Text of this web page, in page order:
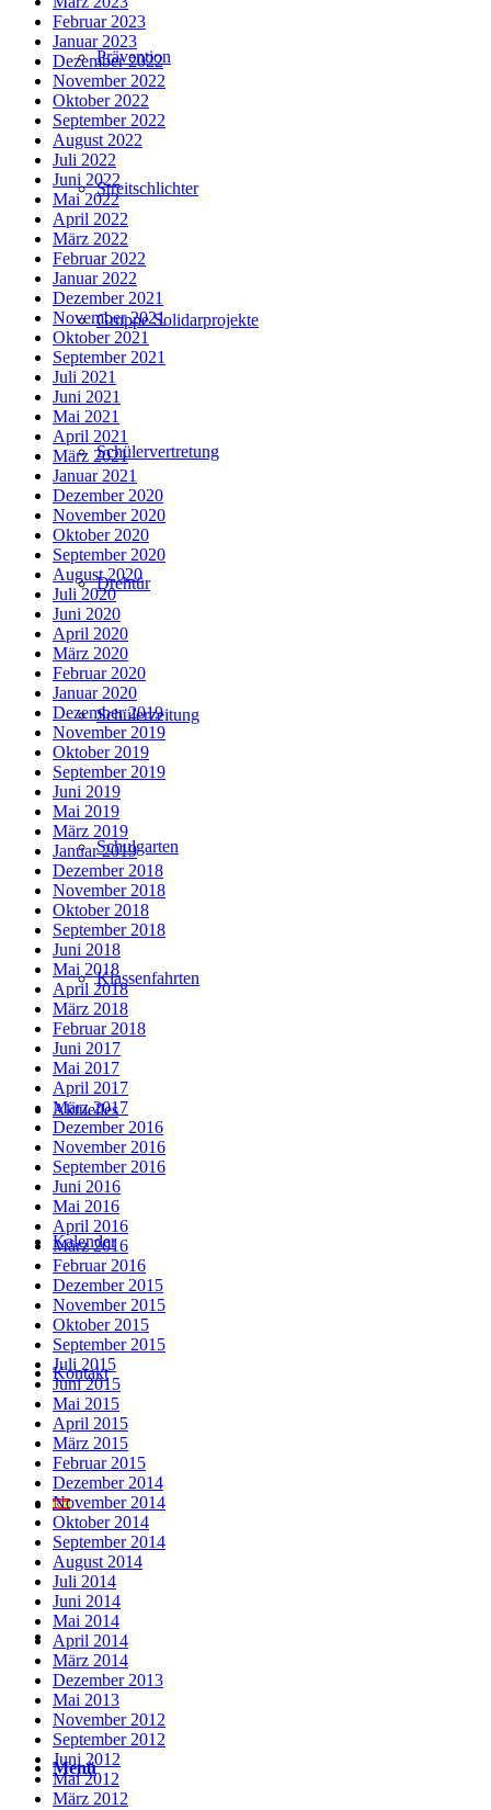
Prävention
Streitschlichter
Gruppe Solidarprojekte
Schülervertretung
Drehtür
Schülerzeitung
Schulgarten
Klassenfahrten
Aktuelles
Kalender
Kontakt
Suche
MenüMenü
Februar 2023
Januar 2023
Dezember 2022
November 2022
Oktober 2022
September 2022
August 2022
Juli 2022
Juni 2022
Mai 2022
April 2022
März 2022
Februar 2022
Januar 2022
Dezember 2021
November 2021
Oktober 2021
September 2021
Juli 2021
Juni 2021
Mai 2021
April 2021
März 2021
Januar 2021
Dezember 2020
November 2020
Oktober 2020
September 2020
August 2020
Juli 2020
Juni 2020
April 2020
März 2020
Februar 2020
Januar 2020
Dezember 2019
November 2019
Oktober 2019
September 2019
Juni 2019
Mai 2019
März 2019
Januar 2019
Dezember 2018
November 2018
Oktober 2018
September 2018
Juni 2018
Mai 2018
April 2018
März 2018
Februar 2018
Juni 2017
Mai 2017
April 2017
März 2017
Dezember 2016
November 2016
September 2016
Juni 2016
Mai 2016
April 2016
März 2016
Februar 2016
Dezember 2015
November 2015
Oktober 2015
September 2015
Juli 2015
Juni 2015
Mai 2015
April 2015
März 2015
Februar 2015
Dezember 2014
November 2014
Oktober 2014
September 2014
August 2014
Juli 2014
Juni 2014
Mai 2014
April 2014
März 2014
Dezember 2013
Mai 2013
November 2012
September 2012
Juni 2012
Mai 2012
März 2012